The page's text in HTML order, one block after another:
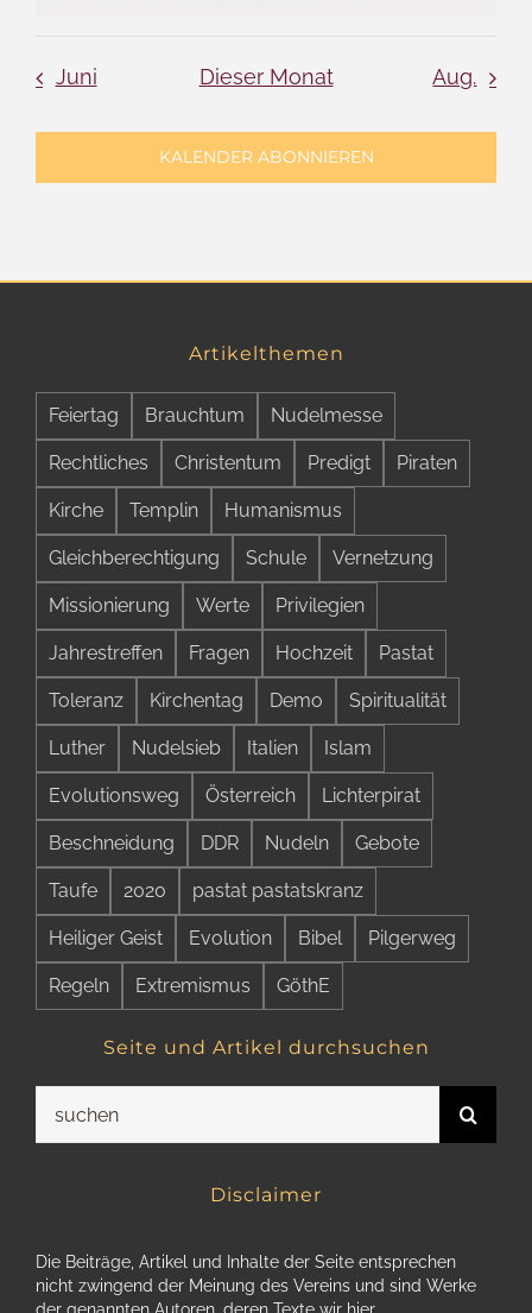
Juni Dieser Monat Aug.
KALENDER ABONNIEREN
Artikelthemen
Feiertag Brauchtum Nudelmesse
Rechtliches Christentum Predigt Piraten
Kirche Templin Humanismus
Gleichberechtigung Schule Vernetzung
Missionierung Werte Privilegien
Jahrestreffen Fragen Hochzeit Pastat
Toleranz Kirchentag Demo Spiritualität
Luther Nudelsieb Italien Islam
Evolutionsweg Österreich Lichterpirat
Beschneidung DDR Nudeln Gebote
Taufe 2020 pastat pastatskranz
Heiliger Geist Evolution Bibel Pilgerweg
Regeln Extremismus GöthE
Seite und Artikel durchsuchen
nach:
Disclaimer
Die Beiträge, Artikel und Inhalte der Seite entsprechen
nicht zwingend der Meinung des Vereins und sind Werke